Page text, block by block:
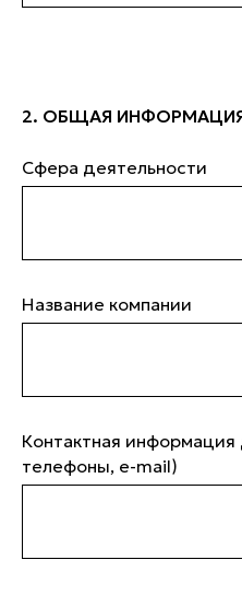
2. ОБЩАЯ
Сфера деятельности
Название компании
Контактная информация
телефоны, e-mail)